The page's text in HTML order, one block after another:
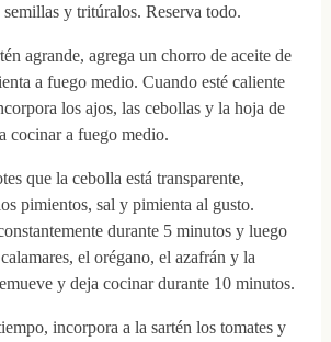
y tritúralos. Reserva todo.
agrande, agrega un chorro de aceite de
a fuego medio. Cuando esté caliente
los ajos, las cebollas y la hoja de
cocinar a fuego medio.
que la cebolla está transparente,
pimientos, sal y pimienta al gusto.
durante 5 minutos y luego
el orégano, el azafrán y la
y deja cocinar durante 10 minutos.
incorpora a la sartén los tomates y